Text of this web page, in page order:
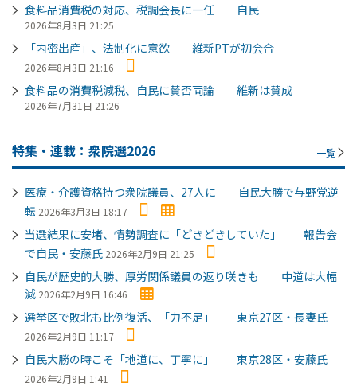
食料品消費税の対応、税調会長に一任 自民
2026年8月3日 21:25
「内密出産」、法制化に意欲 維新PTが初会合
2026年8月3日 21:16
食料品の消費税減税、自民に賛否両論 維新は賛成
2026年7月31日 21:26
特集・連載：衆院選2026 一覧
医療・介護資格持つ衆院議員、27人に 自民大勝で与野党逆
転 2026年3月3日 18:17
当選結果に安堵、情勢調査に「どきどきしていた」 報告会
で自民・安藤氏 2026年2月9日 21:25
自民が歴史的大勝、厚労関係議員の返り咲きも 中道は大幅
減 2026年2月9日 16:46
選挙区で敗北も比例復活、「力不足」 東京27区・長妻氏
2026年2月9日 11:17
自民大勝の時こそ「地道に、丁寧に」 東京28区・安藤氏
2026年2月9日 1:41